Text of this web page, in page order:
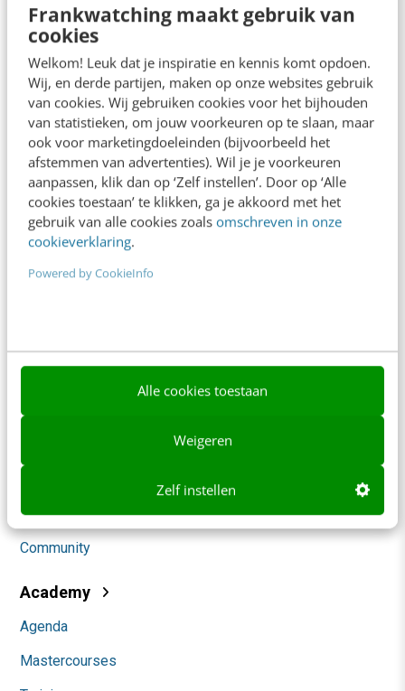
Frankwatching maakt gebruik van
cookies
Welkom! Leuk dat je inspiratie en kennis komt opdoen.
Wij, en derde partijen, maken op onze websites gebruik
van cookies. Wij gebruiken cookies voor het bijhouden
van statistieken, om jouw voorkeuren op te slaan, maar
ook voor marketingdoeleinden (bijvoorbeeld het
afstemmen van advertenties). Wil je je voorkeuren
aanpassen, klik dan op ‘Zelf instellen’. Door op ‘Alle
cookies toestaan’ te klikken, ga je akkoord met het
gebruik van alle cookies zoals omschreven in onze
cookieverklaring.
Powered by CookieInfo
Alle cookies toestaan
Weigeren
Zelf instellen
Frankwatching
Adverteren
Contact
Nieuwsbrieven
Over ons
Ons team
Werken bij
Content & Communicatie
Klantcontact & CX
Themanieuwsbrieven
Community
Academy
Agenda
Mastercourses